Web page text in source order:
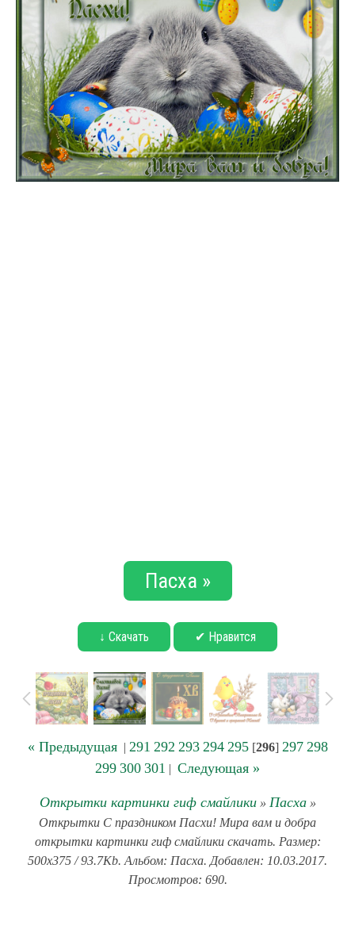
Пасха »
↓ Скачать ✔ Нравится
« Предыдущая| 291 292 293 294 295[296] 297 298
299 300 301 | Следующая »
Открытки картинки гиф смайлики» Пасха»
Открытки С праздником Пасхи! Мира вам и добра
открытки картинки гиф смайлики скачать. Размер:
500x375 / 93.7Kb. Альбом: Пасха. Добавлен: 10.03.2017.
Просмотров: 690.